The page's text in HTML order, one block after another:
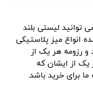
توانید لیستی بلند
انواع میز پلاستیکی
و رزومه هر یک از
یک از ایشان که
برای خرید باشد.